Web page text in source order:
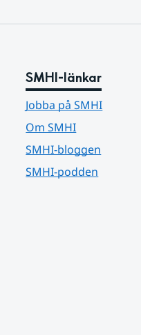
SMHI-länkar
Jobba på SMHI
Om SMHI
SMHI-bloggen
SMHI-podden